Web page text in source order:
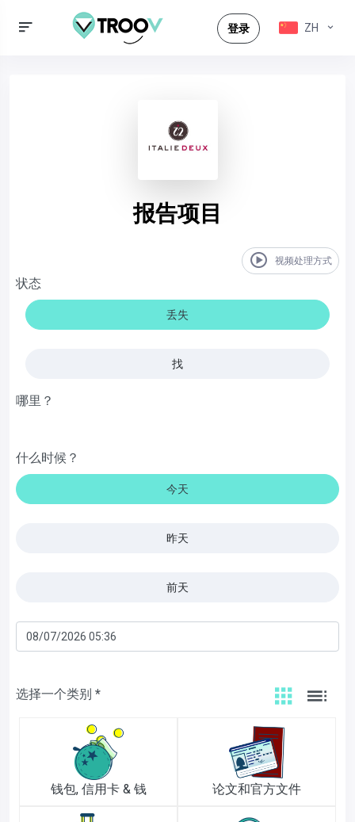
登录 ZH
报告项目
视频处理方式
状态
丢失
找
哪里？
什么时候？
今天
昨天
前天
选择一个类别 *
钱包, 信用卡 & 钱 论文和官方文件